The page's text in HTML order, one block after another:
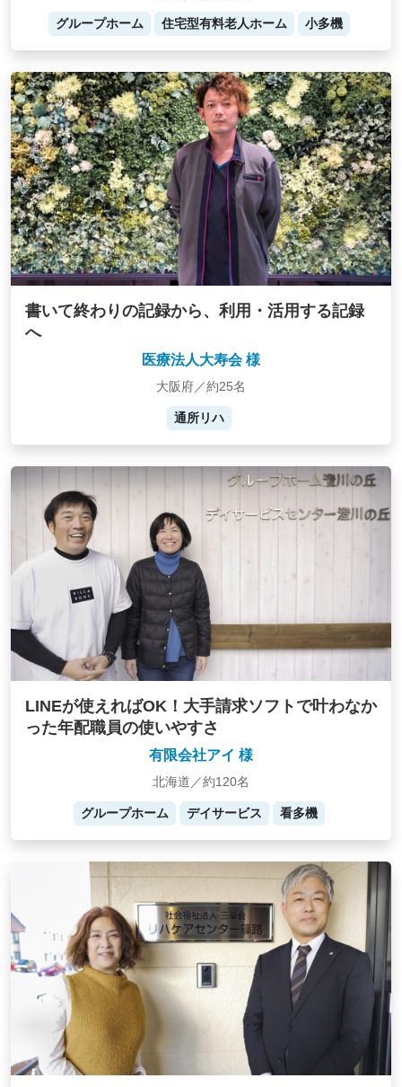
グループホーム 住宅型有料老人ホーム 小多機
書いて終わりの記録から、利用・活用する記録
へ
医療法人大寿会 様
大阪府／約25名
通所リハ
LINEが使えればOK！大手請求ソフトで叶わなか
った年配職員の使いやすさ
有限会社アイ 様
北海道／約120名
グループホーム デイサービス 看多機